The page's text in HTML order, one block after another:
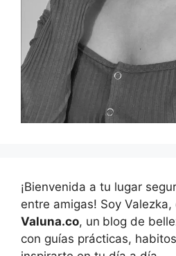
¡Bienvenida a tu lugar
entre amigas! Soy
Valuna.co, un blog de
con guías prácticas,